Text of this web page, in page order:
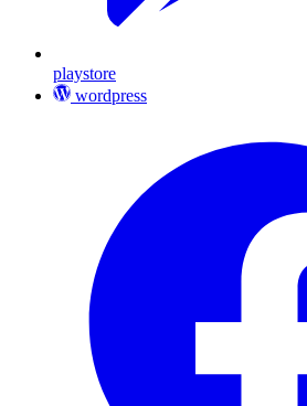
playstore
wordpress